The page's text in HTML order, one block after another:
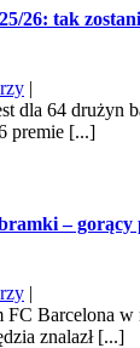
26: tak
|
dla 64 drużyn
premie [...]
– gorący
|
Barcelona w
znalazł [...]